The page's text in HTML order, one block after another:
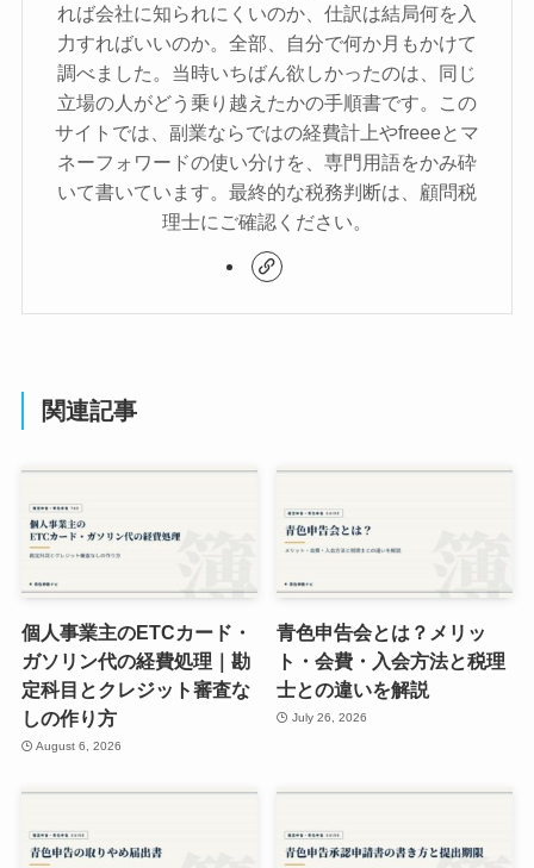
れば会社に知られにくいのか、仕訳は結局何を入
力すればいいのか。全部、自分で何か月もかけて
調べました。当時いちばん欲しかったのは、同じ
立場の人がどう乗り越えたかの手順書です。この
サイトでは、副業ならではの経費計上やfreeeとマ
ネーフォワードの使い分けを、専門用語をかみ砕
いて書いています。最終的な税務判断は、顧問税
理士にご確認ください。
関連記事
個人事業主のETCカード・
ガソリン代の経費処理｜勘
定科目とクレジット審査な
しの作り方
August 6, 2026
青色申告会とは？メリッ
ト・会費・入会方法と税理
士との違いを解説
July 26, 2026